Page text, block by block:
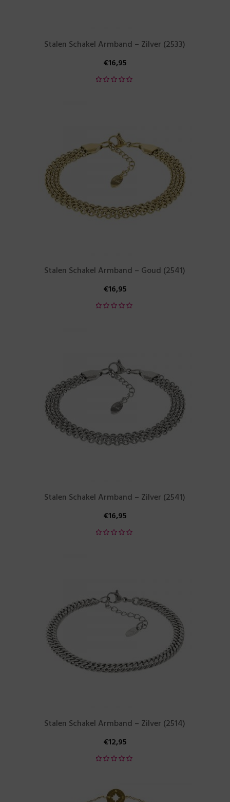
Stalen Schakel Armband – Zilver (2533)
€16,95
Stalen Schakel Armband – Goud (2541)
€16,95
Stalen Schakel Armband – Zilver (2541)
€16,95
Stalen Schakel Armband – Zilver (2514)
€12,95